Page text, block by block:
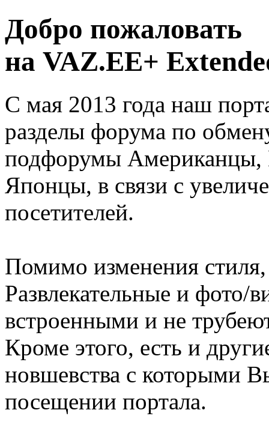
Добро пожаловать
на VAZ.EE+
С мая 2013 года наш
разделы форума по
подфорумы
Японцы, в связи с
посетителей.
Помимо изменения
Развлекательные и фото/
встроенными и не
Кроме этого, есть и
новшевства с которыми
посещении портала.